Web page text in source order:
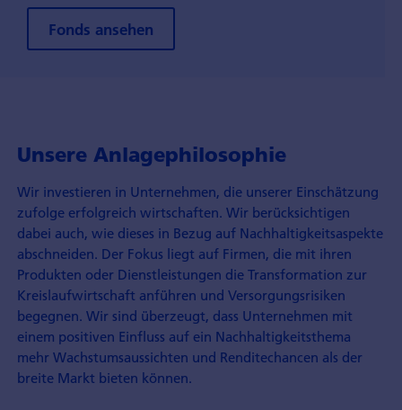
Fonds ansehen
Unsere Anlagephilosophie
Wir investieren in Unternehmen, die unserer Einschätzung
zufolge erfolgreich wirtschaften. Wir berücksichtigen
dabei auch, wie dieses in Bezug auf Nach­haltigkeits­aspekte
abschneiden. Der Fokus liegt auf Firmen, die mit ihren
Produkten oder Dienst­leistungen die Transformation zur
Kreislauf­wirtschaft anführen und Versorgungs­risiken
begegnen. Wir sind überzeugt, dass Unter­nehmen mit
einem positiven Einfluss auf ein Nach­haltigkeits­thema
mehr Wachstums­aussichten und Rendite­chancen als der
breite Markt bieten können.